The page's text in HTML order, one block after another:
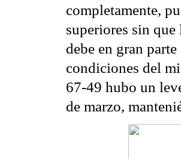
completamente,
superiores sin
debe en gran
condiciones del
67-49 hubo un
de marzo,